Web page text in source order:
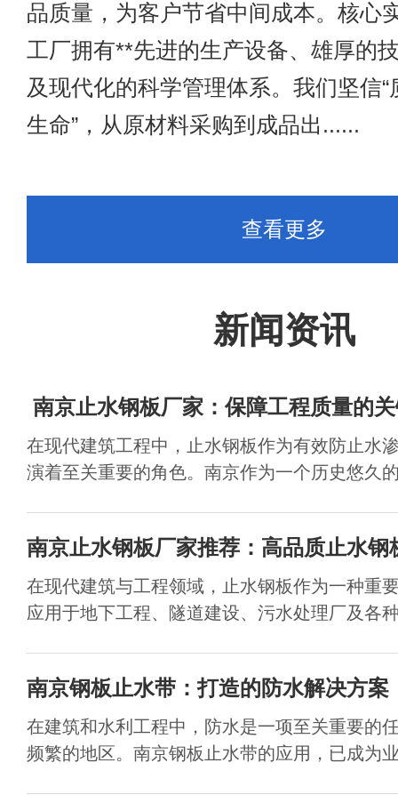
品质量，为客户节省中间成本。核心
工厂拥有**先进的生产设备、雄厚的
及现代化的科学管理体系。我们坚信
生命”，从原材料采购到成品出......
查看更多
新闻资讯
南京止水钢板厂家：保障工程质量的
在现代建筑工程中，止水钢板作为有效防止水
演着至关重要的角色。南京作为一个历史悠久
南京止水钢板厂家推荐：高品质止水钢
在现代建筑与工程领域，止水钢板作为一种重
应用于地下工程、隧道建设、污水处理厂及各
南京钢板止水带：打造的防水解决方案
在建筑和水利工程中，防水是一项至关重要的
频繁的地区。南京钢板止水带的应用，已成为